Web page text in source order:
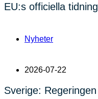
EU:s officiella tidning
Nyheter
2026-07-22
Sverige: